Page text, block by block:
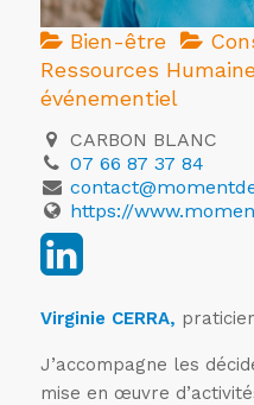
Bien-être
Ressources
événementiel
CARBON BLANC
07 66 87 37 84
https://
Virginie CERRA,
J’accompagne les
mise en œuvre